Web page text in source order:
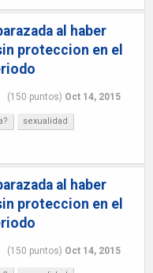
al haber
proteccion en el
(150 puntos) Oct 14, 2015
sexualidad
al haber
proteccion en el
(150 puntos) Oct 14, 2015